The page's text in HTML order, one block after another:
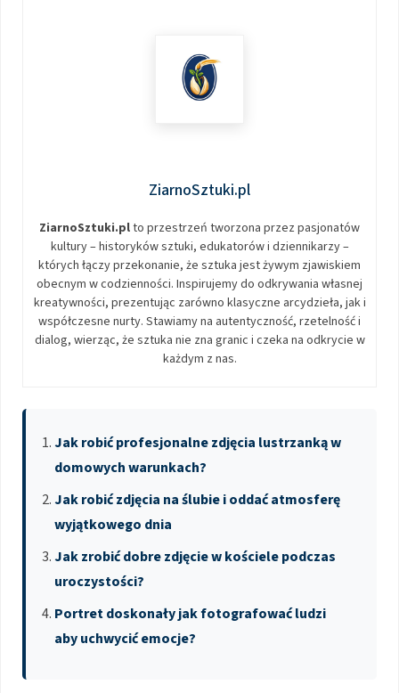
ZiarnoSztuki.pl
ZiarnoSztuki.plto przestrzeń tworzona przez pasjonatów
kultury – historyków sztuki, edukatorów i dziennikarzy –
których łączy przekonanie, że sztuka jest żywym zjawiskiem
obecnym w codzienności. Inspirujemy do odkrywania własnej
kreatywności, prezentując zarówno klasyczne arcydzieła, jak i
współczesne nurty. Stawiamy na autentyczność, rzetelność i
dialog, wierząc, że sztuka nie zna granic i czeka na odkrycie w
każdym z nas.
Jak robić profesjonalne zdjęcia lustrzanką w
domowych warunkach?
Jak robić zdjęcia na ślubie i oddać atmosferę
wyjątkowego dnia
Jak zrobić dobre zdjęcie w kościele podczas
uroczystości?
Portret doskonały jak fotografować ludzi
aby uchwycić emocje?